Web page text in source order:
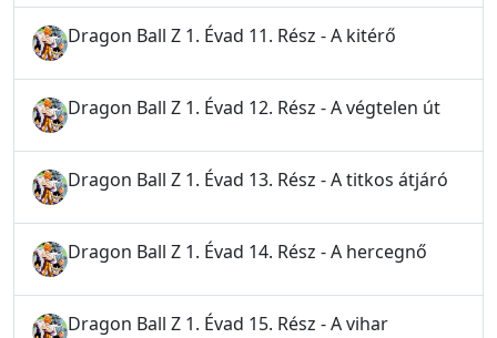
Dragon Ball Z 1. Évad 11. Rész - A kitérő
Dragon Ball Z 1. Évad 12. Rész - A végtelen út
Dragon Ball Z 1. Évad 13. Rész - A titkos átjáró
Dragon Ball Z 1. Évad 14. Rész - A hercegnő
Dragon Ball Z 1. Évad 15. Rész - A vihar